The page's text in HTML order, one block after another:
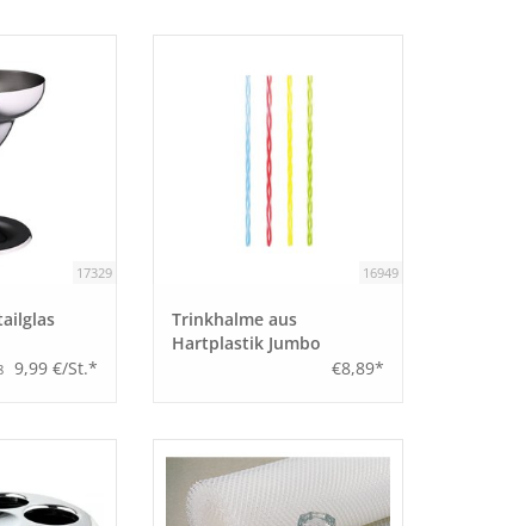
17329
9,99 €/St.*
16949
Trinkhalme aus
Hartplastik Jumbo
€8,89*